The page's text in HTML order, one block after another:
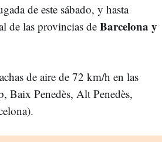
de este sábado, y hasta
de las provincias de Barcelona y
de aire de 72 km/h en las
Baix Penedès, Alt Penedès,